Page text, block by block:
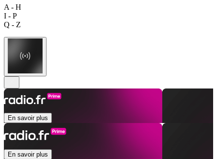
A - H
I - P
Q - Z
En savoir plus
En savoir plus